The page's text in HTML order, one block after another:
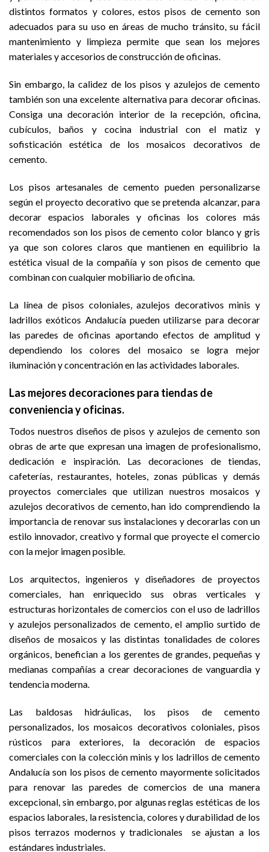
distintos formatos y colores, estos pisos de cemento son
adecuados para su uso en áreas de mucho tránsito, su fácil
mantenimiento y limpieza permite que sean los mejores
materiales y accesorios de construcción de oficinas.
Sin embargo, la calidez de los pisos y azulejos de cemento
también son una excelente alternativa para decorar oficinas.
Consiga una decoración interior de la recepción, oficina,
cubículos, baños y cocina industrial con el matiz y
sofisticación estética de los mosaicos decorativos de
cemento.
Los pisos artesanales de cemento pueden personalizarse
según el proyecto decorativo que se pretenda alcanzar, para
decorar espacios laborales y oficinas los colores más
recomendados son los pisos de cemento color blanco y gris
ya que son colores claros que mantienen en equilibrio la
estética visual de la compañía y son pisos de cemento que
combinan con cualquier mobiliario de oficina.
La línea de pisos coloniales, azulejos decorativos minis y
ladrillos exóticos Andalucía pueden utilizarse para decorar
las paredes de oficinas aportando efectos de amplitud y
dependiendo los colores del mosaico se logra mejor
iluminación y concentración en las actividades laborales.
Las mejores decoraciones para tiendas de
convenienciay oficinas.
Todos nuestros diseños de pisos y azulejos de cemento son
obras de arte que expresan una imagen de profesionalismo,
dedicación e inspiración. Las decoraciones de tiendas,
cafeterías, restaurantes, hoteles, zonas públicas y demás
proyectos comerciales que utilizan nuestros mosaicos y
azulejos decorativos de cemento, han ido comprendiendo la
importancia de renovar sus instalaciones y decorarlas con un
estilo innovador, creativo y formal que proyecte el comercio
con la mejor imagen posible.
Los arquitectos, ingenieros y diseñadores de proyectos
comerciales, han enriquecido sus obras verticales y
estructuras horizontales de comercios con el uso de ladrillos
y azulejos personalizados de cemento, el amplio surtido de
diseños de mosaicos y las distintas tonalidades de colores
orgánicos, benefician a los gerentes de grandes, pequeñas y
medianas compañías a crear decoraciones de vanguardia y
tendencia moderna.
Las baldosas hidráulicas, los pisos de cemento
personalizados, los mosaicos decorativos coloniales, pisos
rústicos para exteriores, la decoración de espacios
comerciales con la colección minis y los ladrillos de cemento
Andalucía son los pisos de cemento mayormente solicitados
para renovar las paredes de comercios de una manera
excepcional, sin embargo, por algunas reglas estéticas de los
espacios laborales, la resistencia, colores y durabilidad de los
pisos terrazos modernos y tradicionales se ajustan a los
estándares industriales.